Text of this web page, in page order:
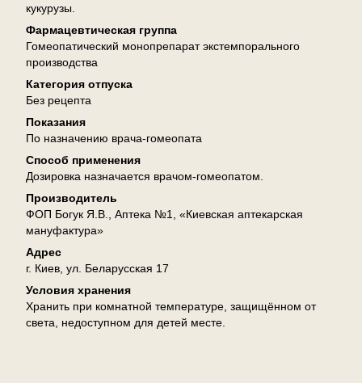
кукурузы.
Фармацевтическая группа
Гомеопатический монопрепарат экстемпорального
производства
Категория отпуска
Без рецепта
Показания
По назначению врача-гомеопата
Способ применения
Дозировка назначается врачом-гомеопатом.
Производитель
ФОП Богук Я.В., Аптека №1, «Киевская аптекарская
мануфактура»
Адрес
г. Киев, ул. Беларусская 17
Условия хранения
Хранить при комнатной температуре, защищённом от
света, недоступном для детей месте.